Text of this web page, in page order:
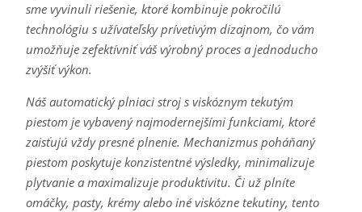
sme vyvinuli riešenie, ktoré kombinuje pokročilú
technológiu s užívateľsky prívetivým dizajnom, čo vám
umožňuje zefektívniť váš výrobný proces a jednoducho
zvýšiť výkon.
Náš automatický plniaci stroj s viskóznym tekutým
piestom je vybavený najmodernejšími funkciami, ktoré
zaisťujú vždy presné plnenie. Mechanizmus poháňaný
piestom poskytuje konzistentné výsledky, minimalizuje
plytvanie a maximalizuje produktivitu. Či už plníte
omáčky, pasty, krémy alebo iné viskózne tekutiny, tento